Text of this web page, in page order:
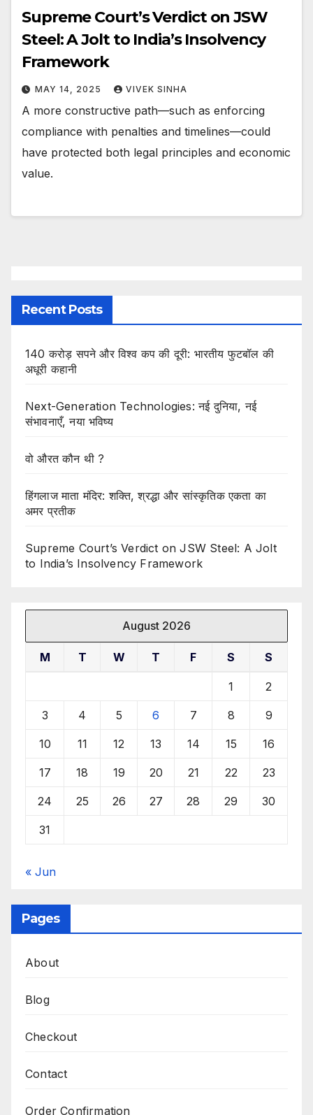
Supreme Court’s Verdict on JSW
Steel: A Jolt to India’s Insolvency
Framework
MAY 14, 2025 VIVEK SINHA
A more constructive path—such as enforcing
compliance with penalties and timelines—could
have protected both legal principles and economic
value.
Recent Posts
140 करोड़ सपने और विश्व कप की दूरी: भारतीय फुटबॉल की
अधूरी कहानी
Next-Generation Technologies: नई दुनिया, नई
संभावनाएँ, नया भविष्य
वो औरत कौन थी ?
हिंगलाज माता मंदिर: शक्ति, श्रद्धा और सांस्कृतिक एकता का
अमर प्रतीक
Supreme Court’s Verdict on JSW Steel: A Jolt
to India’s Insolvency Framework
August 2026
M T W T F S S
1 2
3 4 5 6 7 8 9
10 11 12 13 14 15 16
17 18 19 20 21 22 23
24 25 26 27 28 29 30
31
« Jun
Pages
About
Blog
Checkout
Contact
Order Confirmation